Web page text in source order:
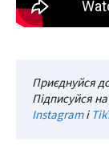
Приєднуйся
Підписуйся
Instagramі